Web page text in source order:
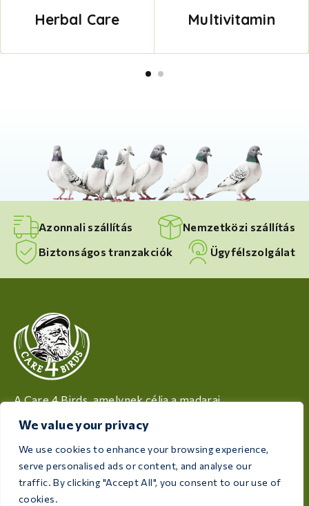
We value your privacy
We use cookies to enhance your browsing experience,
serve personalised ads or content, and analyse our
traffic. By clicking "Accept All", you consent to our use of
cookies.
Herbal Care Multivitamin
Azonnali szállítás
Nemzetközi szállítás
Biztonságos tranzakciók
Ügyfélszolgálat
A Care 4 Birds, amelynek célja a madarai
minőségű termékeket kínál, amelyek minden
tenyésztő és madárbarát igényeinek kielégítésére
készültek.
Rijksweg 28a, 7975 RT Uffelte, Hollandia